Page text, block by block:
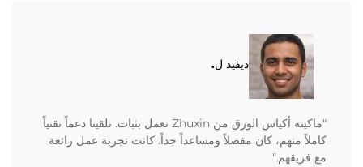
ديفيد ل.
"ماكينة أكياس الورق من Zhuxin تعمل بثبات. تلقينا دعماً تقنياً
كاملاً منهم، كان مفصلاً ومساعداً جداً. كانت تجربة عمل رائعة
مع فريقهم."